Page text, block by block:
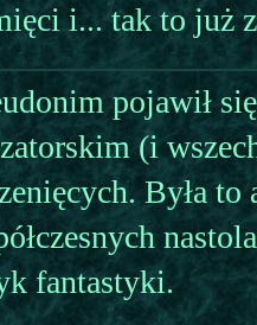
i... tak to już
pojawił
(i
Była
fantastyki.